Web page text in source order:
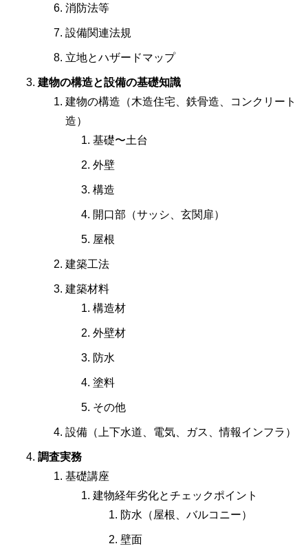
消防法等
設備関連法規
立地とハザードマップ
建物の構造と設備の基礎知識
建物の構造（木造住宅、鉄骨造、コンクリート
造）
基礎〜土台
外壁
構造
開口部（サッシ、玄関扉）
屋根
建築工法
建築材料
構造材
外壁材
防水
塗料
その他
設備（上下水道、電気、ガス、情報インフラ）
調査実務
基礎講座
建物経年劣化とチェックポイント
防水（屋根、バルコニー）
壁面